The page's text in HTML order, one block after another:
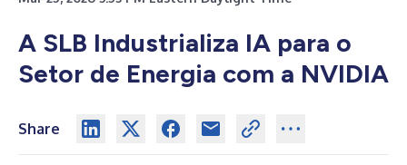
A SLB Industrializa IA para o
Setor de Energia com a NVIDIA
Share